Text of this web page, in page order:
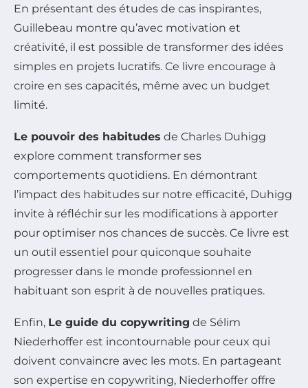
En présentant des études de cas inspirantes,
Guillebeau montre qu’avec motivation et
créativité, il est possible de transformer des idées
simples en projets lucratifs. Ce livre encourage à
croire en ses capacités, même avec un budget
limité.
Le pouvoir des habitudes de Charles Duhigg
explore comment transformer ses
comportements quotidiens. En démontrant
l’impact des habitudes sur notre efficacité, Duhigg
invite à réfléchir sur les modifications à apporter
pour optimiser nos chances de succès. Ce livre est
un outil essentiel pour quiconque souhaite
progresser dans le monde professionnel en
habituant son esprit à de nouvelles pratiques.
Enfin, Le guide du copywriting de Sélim
Niederhoffer est incontournable pour ceux qui
doivent convaincre avec les mots. En partageant
son expertise en copywriting, Niederhoffer offre